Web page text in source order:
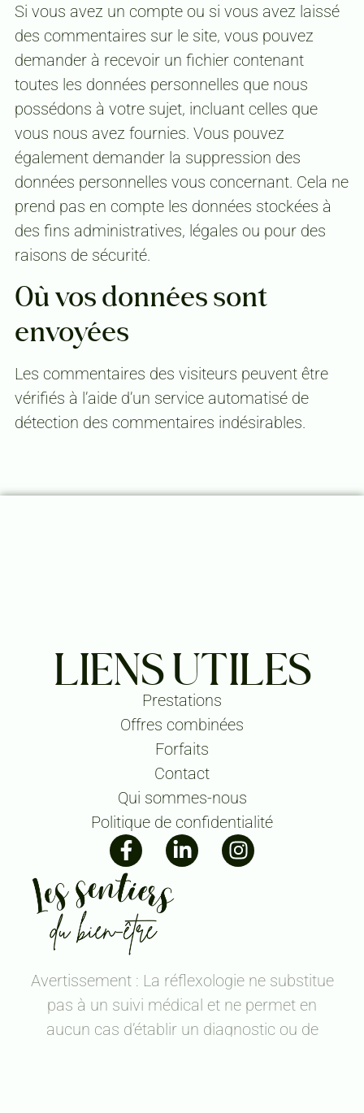
Si vous avez un compte ou si vous avez laissé
des commentaires sur le site, vous pouvez
demander à recevoir un fichier contenant
toutes les données personnelles que nous
possédons à votre sujet, incluant celles que
vous nous avez fournies. Vous pouvez
également demander la suppression des
données personnelles vous concernant. Cela ne
prend pas en compte les données stockées à
des fins administratives, légales ou pour des
raisons de sécurité.
Où vos données sont
envoyées
Les commentaires des visiteurs peuvent être
vérifiés à l’aide d’un service automatisé de
détection des commentaires indésirables.
LIENS UTILES
Prestations
Offres combinées
Forfaits
Contact
Qui sommes-nous
Politique de confidentialité
Avertissement : La réflexologie ne substitue
pas à un suivi médical et ne permet en
aucun cas d’établir un diagnostic ou de